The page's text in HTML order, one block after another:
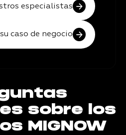
especialistas
caso de negocio
sobre los
MIGNOW